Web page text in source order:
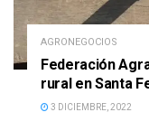
AGRONEGOCIOS
Federación
rural en Santa
3 DICIEMBRE, 2022